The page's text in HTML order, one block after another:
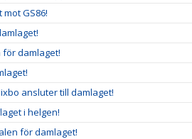
GS86!
damlaget!
ansluter till damlaget!
i helgen!
för damlaget!